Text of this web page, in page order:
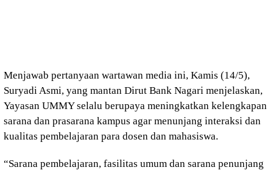
Menjawab pertanyaan wartawan media ini, Kamis (14/5),
Suryadi Asmi, yang mantan Dirut Bank Nagari menjelaskan,
Yayasan UMMY selalu berupaya meningkatkan kelengkapan
sarana dan prasarana kampus agar menunjang interaksi dan
kualitas pembelajaran para dosen dan mahasiswa.
“Sarana pembelajaran, fasilitas umum dan sarana penunjang